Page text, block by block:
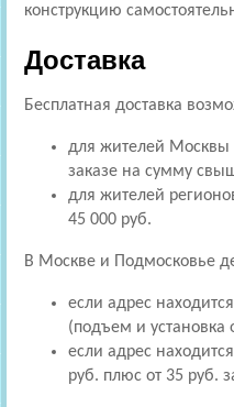
конструкцию
Доставка
Бесплатная доставка
для жителей
заказе на сумму
для жителей
45 000 руб.
В Москве и Подмосковье
если адрес
(подъем и установка
если адрес
руб. плюс от 35 руб.